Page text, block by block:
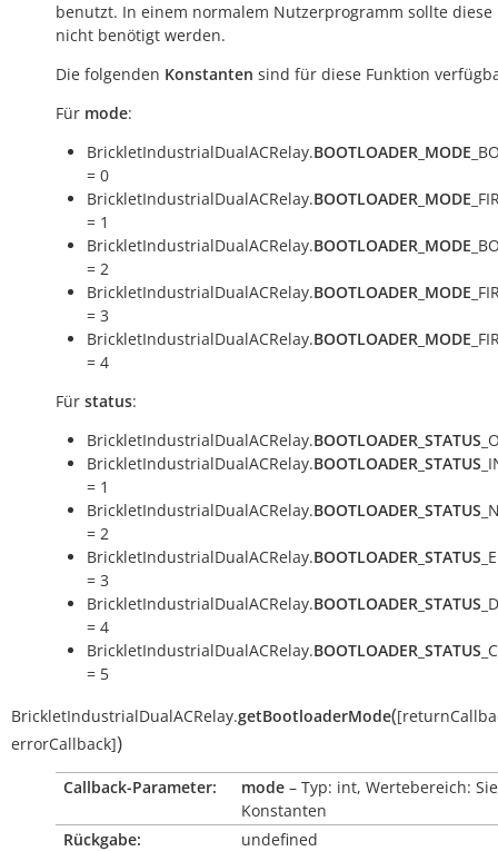
benutzt. In einem normalem Nutzerprogramm sollte diese
nicht benötigt werden.
Die folgenden Konstanten sind für diese Funktion
Für mode:
BrickletIndustrialDualACRelay.BOOTLOADER_MODE
= 0
BrickletIndustrialDualACRelay.BOOTLOADER_MODE
= 1
BrickletIndustrialDualACRelay.BOOTLOADER_MODE
= 2
BrickletIndustrialDualACRelay.BOOTLOADER_MODE
= 3
BrickletIndustrialDualACRelay.BOOTLOADER_MODE
= 4
Für status:
BrickletIndustrialDualACRelay.BOOTLOADER_STATUS
BrickletIndustrialDualACRelay.BOOTLOADER_STATUS
= 1
BrickletIndustrialDualACRelay.BOOTLOADER_STATUS
= 2
BrickletIndustrialDualACRelay.BOOTLOADER_STATUS
= 3
BrickletIndustrialDualACRelay.BOOTLOADER_STATUS
= 4
BrickletIndustrialDualACRelay.BOOTLOADER_STATUS
= 5
BrickletIndustrialDualACRelay.getBootloaderMode([
errorCallback])
Callback-Parameter: mode – Typ: int, Wertebereich:
Konstanten
Rückgabe:
undefined